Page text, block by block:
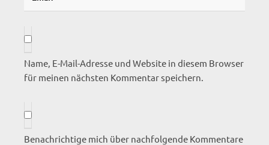
Name, E-Mail-Adresse und Website in diesem Browser
für meinen nächsten Kommentar speichern.
Benachrichtige mich über nachfolgende Kommentare